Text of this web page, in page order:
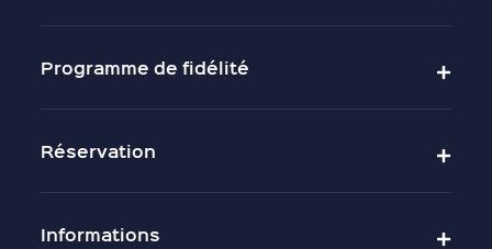
Programme de fidélité
Réservation
Informations